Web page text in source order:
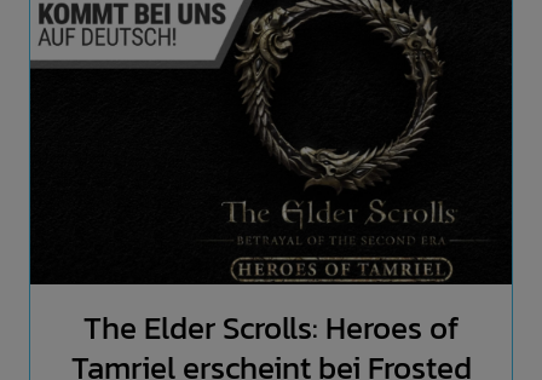
The Elder Scrolls: Heroes of
Tamriel erscheint bei Frosted